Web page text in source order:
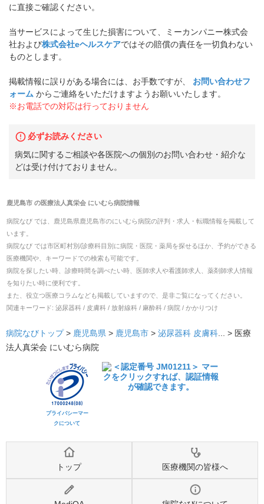
に直接ご確認ください。
当サービスによって生じた損害について、ミーカンパニー株式会
社および株式会社eヘルスケアではその賠償の責任を一切負わない
ものとします。
掲載情報に誤りがある場合には、お手数ですが、
お問い合わせフ
ォーム からご連絡をいただけますようお願いいたします。
※お電話での対応は行っておりません
必ずお読みください
病気に関するご相談や各医院への個別のお問い合わせ・紹介な
どは受け付けておりません。
鹿児島市の医療法人真栄会 にいむら病院情報
病院なび では、 鹿児島県鹿児島市のにいむら病院の評判・求人・転職情報を掲載して
います。
病院なび では市区町村別/診療科目別に病院・医院・薬局を探せるほか、予約ができる
医療機関や、キーワードでの検索も可能です。
病院を探したい時、診療時間を調べたい時、医師求人や看護師求人、薬剤師求人情報
を知りたい時に便利です。
また、役立つ医療コラムなども掲載していますので、是非ご覧になってください。
関連キーワード: 泌尿器科 / 皮膚科 / 放射線科 / 麻酔科 / 病院 / かかりつけ
病院なびトップ > 鹿児島県 > 鹿児島市 > 泌尿器科 皮膚科... > 医療
法人真栄会 にいむら病院
プライバシーマー
クについて
トップ 医療機関の皆様へ